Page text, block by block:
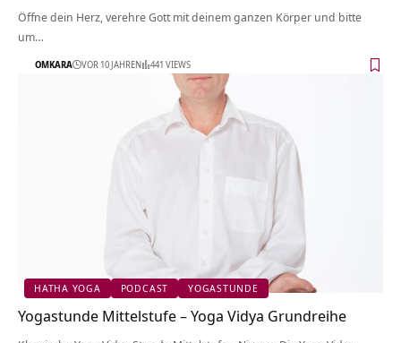
Öffne dein Herz, verehre Gott mit deinem ganzen Körper und bitte
um…
OMKARA VOR 10 JAHREN 441 VIEWS
HATHA YOGA PODCAST YOGASTUNDE
Yogastunde Mittelstufe – Yoga Vidya Grundreihe